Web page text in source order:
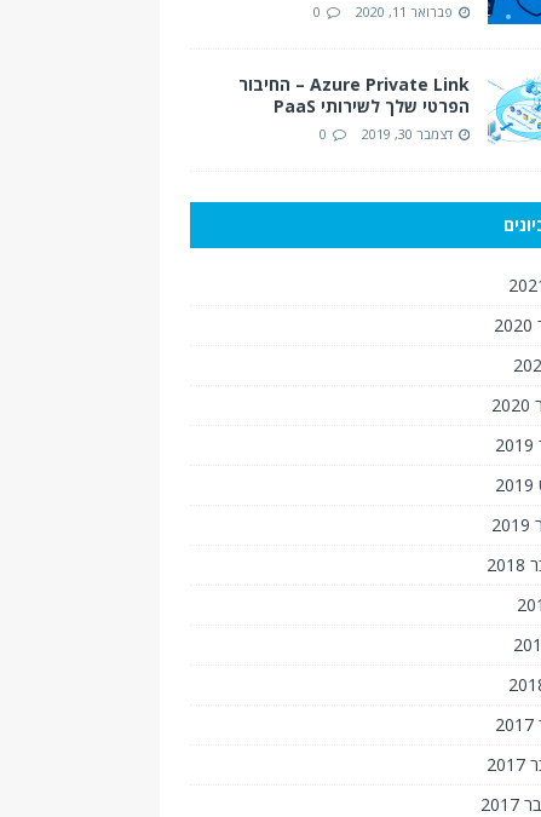
פברואר 11, 2020 0
Azure Private Link – החיבור
הפרטי שלך לשירותי PaaS
דצמבר 30, 2019 0